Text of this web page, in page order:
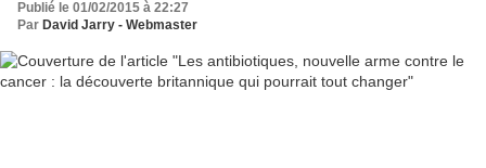
Publié le 01/02/2015 à 22:27
Par David Jarry - Webmaster